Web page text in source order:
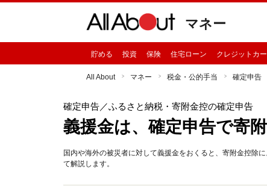
マネー
貯める 投資 保険 住宅ローン クレジットカ
All About マネー 税金・公的手当 確定申告
確定申告／ふるさと納税・寄附金控の確定申告
義援金は、確定申告で寄
国内や海外の被災者に対して義援金をおくると、寄附金控除
て解説します。